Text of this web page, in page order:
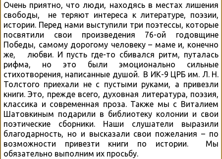
Очень приятно, что люди, находясь в местах лишения
свободы, не теряют интереса к литературе, поэзии,
истории. Перед нами выступили три поэтессы, которые
посвятили свои произведения 76-ой годовщине
Победы, самому дорогому человеку – маме и, конечно
же, любви. И пусть где-то сбивался ритм, путалась
рифма, но это были эмоционально сильные
стихотворения, написанные душой. В ИК-9 ЦРБ им. Л. Н.
Толстого приехали не с пустыми руками, а привезли
книги. Это, прежде всего, духовная литература, поэзия,
классика и современная проза. Также мы с Виталием
Шатовкиным подарили в библиотеку колонии и свои
поэтические сборники. Наши слушатели выразили
благодарность, но и высказали свои пожелания – по
возможности привезти книги по истории. Мы
обязательно выполним их просьбу.